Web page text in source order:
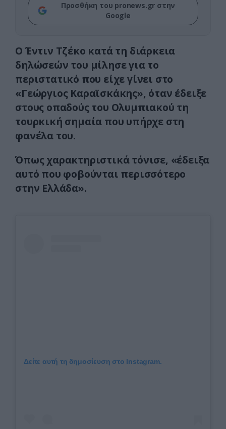
Προσθήκη του pronews.gr στην
Google
Ο Έντιν Τζέκο κατά τη διάρκεια
δηλώσεών του μίλησε για το
περιστατικό που είχε γίνει στο
«Γεώργιος Καραϊσκάκης», όταν έδειξε
στους οπαδούς του Ολυμπιακού τη
τουρκική σημαία που υπήρχε στη
φανέλα του.
Όπως χαρακτηριστικά τόνισε, «έδειξα
αυτό που φοβούνται περισσότερο
στην Ελλάδα».
Δείτε αυτή τη δημοσίευση στο Instagram.